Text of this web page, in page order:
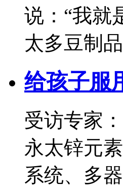
说：“我就
太多豆制
给孩子服
受访专家
永太锌元
系统、多